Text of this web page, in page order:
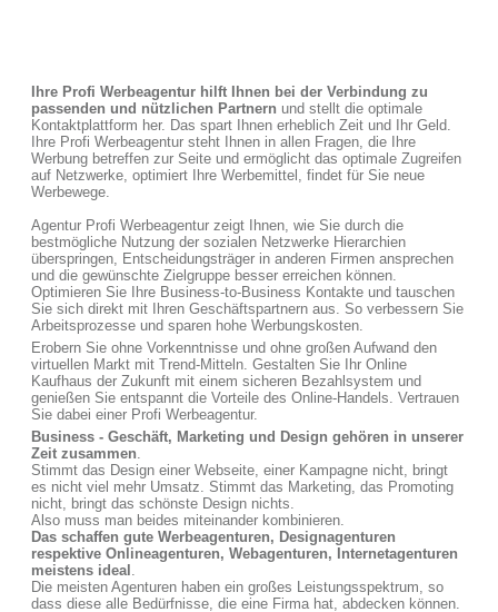
Ihre Profi Werbeagentur hilft Ihnen bei der Verbindung zu
passenden und nützlichen Partnern und stellt die optimale
Kontaktplattform her. Das spart Ihnen erheblich Zeit und Ihr Geld.
Ihre Profi Werbeagentur steht Ihnen in allen Fragen, die Ihre
Werbung betreffen zur Seite und ermöglicht das optimale Zugreifen
auf Netzwerke, optimiert Ihre Werbemittel, findet für Sie neue
Werbewege.
Agentur Profi Werbeagentur zeigt Ihnen, wie Sie durch die
bestmögliche Nutzung der sozialen Netzwerke Hierarchien
überspringen, Entscheidungsträger in anderen Firmen ansprechen
und die gewünschte Zielgruppe besser erreichen können.
Optimieren Sie Ihre Business-to-Business Kontakte und tauschen
Sie sich direkt mit Ihren Geschäftspartnern aus. So verbessern Sie
Arbeitsprozesse und sparen hohe Werbungskosten.
Erobern Sie ohne Vorkenntnisse und ohne großen Aufwand den
virtuellen Markt mit Trend-Mitteln. Gestalten Sie Ihr Online
Kaufhaus der Zukunft mit einem sicheren Bezahlsystem und
genießen Sie entspannt die Vorteile des Online-Handels. Vertrauen
Sie dabei einer Profi Werbeagentur.
Business - Geschäft, Marketing und Design gehören in unserer
Zeit zusammen.
Stimmt das Design einer Webseite, einer Kampagne nicht, bringt
es nicht viel mehr Umsatz. Stimmt das Marketing, das Promoting
nicht, bringt das schönste Design nichts.
Also muss man beides miteinander kombinieren.
Das schaffen gute Werbeagenturen, Designagenturen
respektive Onlineagenturen, Webagenturen, Internetagenturen
meistens ideal .
Die meisten Agenturen haben ein großes Leistungsspektrum, so
dass diese alle Bedürfnisse, die eine Firma hat, abdecken können.